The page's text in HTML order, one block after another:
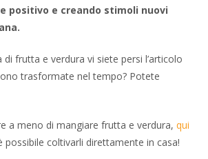
positivo e creando stimoli nuovi
frutta e verdura vi siete persi l’articolo
trasformate nel tempo? Potete
a meno di mangiare frutta e verdura,qui
possibile coltivarli direttamente in casa!